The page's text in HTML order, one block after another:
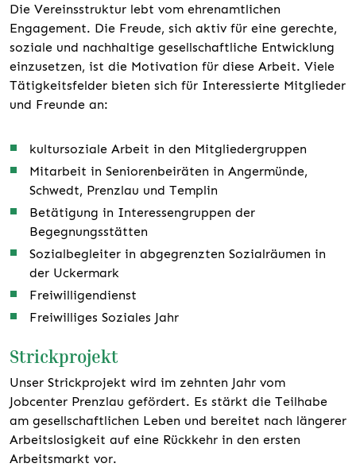
Die Vereinsstruktur lebt vom ehrenamtlichen
Engagement. Die Freude, sich aktiv für eine gerechte,
soziale und nachhaltige gesellschaftliche Entwicklung
einzusetzen, ist die Motivation für diese Arbeit. Viele
Tätigkeitsfelder bieten sich für Interessierte Mitglieder
und Freunde an:
kultursoziale Arbeit in den Mitgliedergruppen
Mitarbeit in Seniorenbeiräten in Angermünde,
Schwedt, Prenzlau und Templin
Betätigung in Interessengruppen der
Begegnungsstätten
Sozialbegleiter in abgegrenzten Sozialräumen in
der Uckermark
Freiwilligendienst
Freiwilliges Soziales Jahr
Strickprojekt
Unser Strickprojekt wird im zehnten Jahr vom
Jobcenter Prenzlau gefördert. Es stärkt die Teilhabe
am gesellschaftlichen Leben und bereitet nach längerer
Arbeitslosigkeit auf eine Rückkehr in den ersten
Arbeitsmarkt vor.